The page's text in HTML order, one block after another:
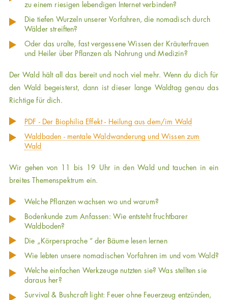
zu einem riesigen lebendigen Internet verbinden?
Die tiefen Wurzeln unserer Vorfahren, die nomadisch durch
Wälder streiften?
Oder das uralte, fast vergessene Wissen der Kräuterfrauen
und Heiler über Pflanzen als Nahrung und Medizin?
Der Wald hält all das bereit und noch viel mehr. Wenn du dich für
den Wald begeisterst, dann ist dieser lange Waldtag genau das
Richtige für dich.
PDF - Der Biophilia Effekt - Heilung aus dem/im Wald
Waldbaden - mentale Waldwanderung und Wissen zum
Wald
Wir gehen von 11 bis 19 Uhr in den Wald und tauchen in ein
breites Themenspektrum ein.
Welche Pflanzen wachsen wo und warum?
Bodenkunde zum Anfassen: Wie entsteht fruchtbarer
Waldboden?
Die „Körpersprache “ der Bäume lesen lernen
Wie lebten unsere nomadischen Vorfahren im und vom Wald?
Welche einfachen Werkzeuge nutzten sie? Was stellten sie
daraus her?
Survival & Bushcraft light: Feuer ohne Feuerzeug entzünden,